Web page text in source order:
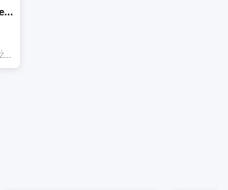
Wyposażenie do domku dla lalek Milin -26%